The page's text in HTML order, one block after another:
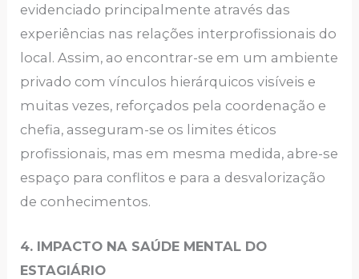
evidenciado principalmente através das
experiências nas relações interprofissionais do
local. Assim, ao encontrar-se em um ambiente
privado com vínculos hierárquicos visíveis e
muitas vezes, reforçados pela coordenação e
chefia, asseguram-se os limites éticos
profissionais, mas em mesma medida, abre-se
espaço para conflitos e para a desvalorização
de conhecimentos.
4. IMPACTO NA SAÚDE MENTAL DO
ESTAGIÁRIO